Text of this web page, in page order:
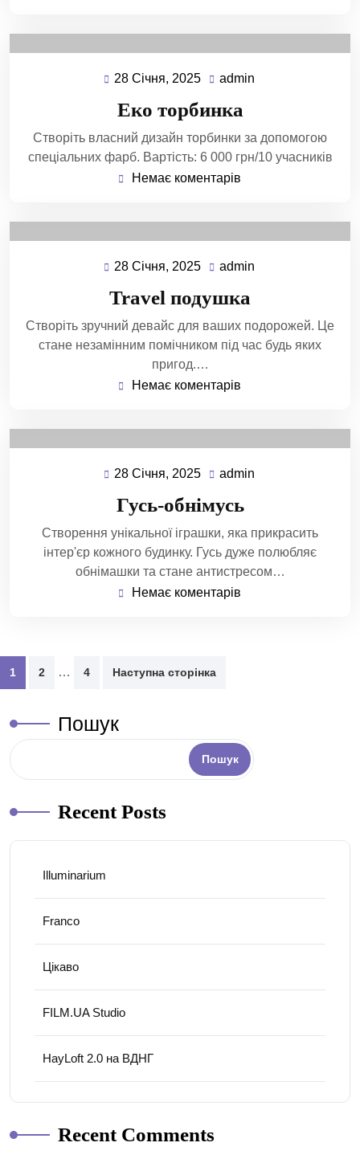
28 Січня, 2025 admin
Еко торбинка
Створіть власний дизайн торбинки за допомогою
спеціальних фарб. Вартість: 6 000 грн/10 учасників
Немає коментарів
28 Січня, 2025 admin
Travel подушка
Створіть зручний девайс для ваших подорожей. Це
стане незамінним помічником під час будь яких
пригод.…
Немає коментарів
28 Січня, 2025 admin
Гусь-обнімусь
Створення унікальної іграшки, яка прикрасить
інтер'єр кожного будинку. Гусь дуже полюбляє
обнімашки та стане антистресом…
Немає коментарів
1 2 … 4 Наступна сторінка
Пошук
Пошук
Recent Posts
Illuminarium
Franco
Цікаво
FILM.UA Studio
HayLoft 2.0 на ВДНГ
Recent Comments